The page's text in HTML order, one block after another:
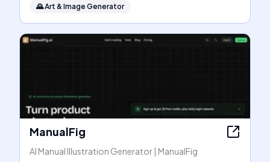
🌄Art & Image Generator
ManualFig
AI Manual Illustration Generator | ManualFig